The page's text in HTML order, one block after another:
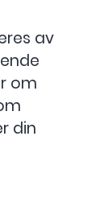
av
om
din